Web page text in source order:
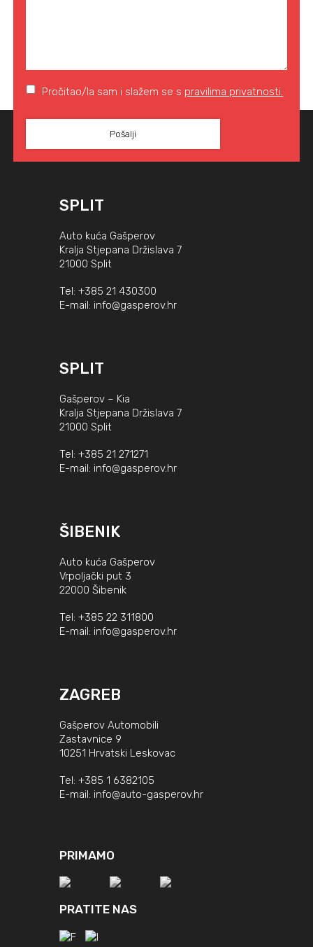
Pročitao/la sam i slažem se s pravilima privatnosti.
SPLIT
Auto kuća Gašperov
Kralja Stjepana Držislava 7
21000 Split
Tel: +385 21 430300
E-mail: info@gasperov.hr
SPLIT
Gašperov – Kia
Kralja Stjepana Držislava 7
21000 Split
Tel: +385 21 271271
E-mail: info@gasperov.hr
ŠIBENIK
Auto kuća Gašperov
Vrpoljački put 3
22000 Šibenik
Tel: +385 22 311800
E-mail: info@gasperov.hr
ZAGREB
Gašperov Automobili
Zastavnice 9
10251 Hrvatski Leskovac
Tel: +385 1 6382105
E-mail: info@auto-gasperov.hr
PRIMAMO
PRATITE NAS